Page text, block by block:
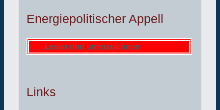
Energiepolitischer Appell
Lesen und unterzeichnen
Links